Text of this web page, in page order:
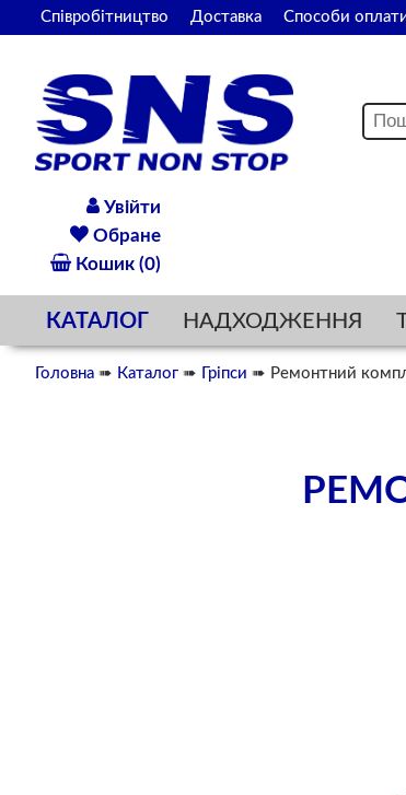
Співробітництво Доставка Способи
Увійти
Обране
Кошик (0)
КАТАЛОГ НАДХОДЖЕННЯ
Головна ➠ Каталог ➠ Гріпси ➠ Ремонтний